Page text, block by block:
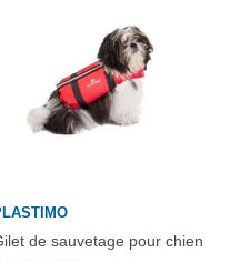
de sauvetage pour chien